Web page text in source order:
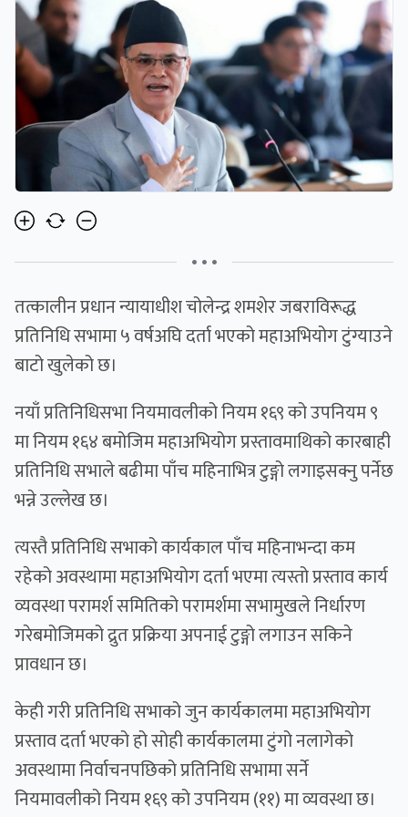
• • •
तत्कालीन प्रधान न्यायाधीश चोलेन्द्र शमशेर जबराविरूद्ध
प्रतिनिधि सभामा ५ वर्षअघि दर्ता भएको महाअभियोग टुंग्याउने
बाटो खुलेको छ।
नयाँ प्रतिनिधिसभा नियमावलीको नियम १६९ को उपनियम ९
मा नियम १६४ बमोजिम महाअभियोग प्रस्तावमाथिको कारबाही
प्रतिनिधि सभाले बढीमा पाँच महिनाभित्र टुङ्गो लगाइसक्नु पर्नेछ
भन्ने उल्लेख छ।
त्यस्तै प्रतिनिधि सभाको कार्यकाल पाँच महिनाभन्दा कम
रहेको अवस्थामा महाअभियोग दर्ता भएमा त्यस्तो प्रस्ताव कार्य
व्यवस्था परामर्श समितिको परामर्शमा सभामुखले निर्धारण
गरेबमोजिमको द्रुत प्रक्रिया अपनाई टुङ्गो लगाउन सकिने
प्रावधान छ।
केही गरी प्रतिनिधि सभाको जुन कार्यकालमा महाअभियोग
प्रस्ताव दर्ता भएको हो सोही कार्यकालमा टुंगो नलागेको
अवस्थामा निर्वाचनपछिको प्रतिनिधि सभामा सर्ने
नियमावलीको नियम १६९ को उपनियम (११) मा व्यवस्था छ।